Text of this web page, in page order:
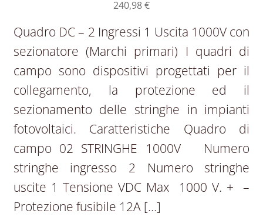
240,98€
Quadro DC – 2 Ingressi 1 Uscita 1000V con
sezionatore (Marchi primari) I quadri di
campo sono dispositivi progettati per il
collegamento, la protezione ed il
sezionamento delle stringhe in impianti
fotovoltaici. Caratteristiche Quadro di
campo 02 STRINGHE 1000V Numero
stringhe ingresso 2 Numero stringhe
uscite 1 Tensione VDC Max 1000 V. + –
Protezione fusibile 12A […]